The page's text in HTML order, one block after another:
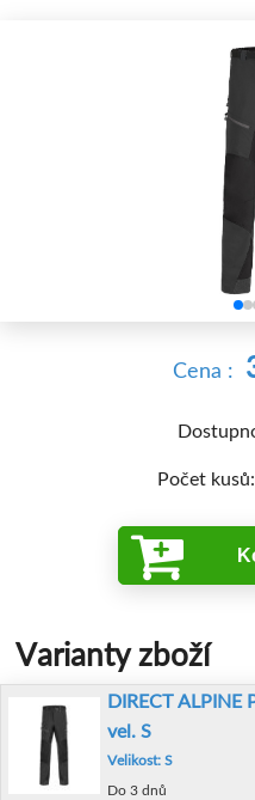
Cena :
Počet kusů:
Varianty zboží
DIRECT
vel. S
Velikost: S
Do 3 dnů